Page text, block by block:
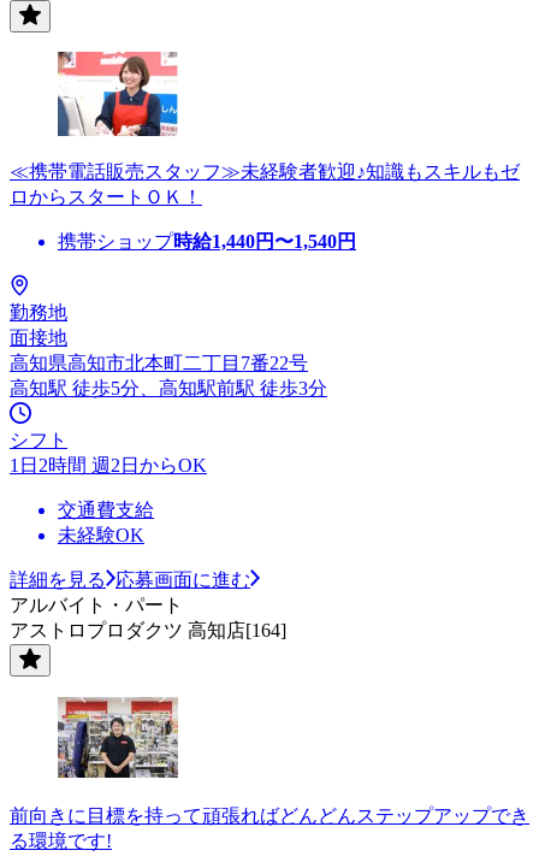
≪携帯電話販売スタッフ≫未経験者歓迎♪知識もスキルもゼ
ロからスタートＯＫ！
携帯ショップ時給1,440円〜1,540円
勤務地
面接地
高知県高知市北本町二丁目7番22号
高知駅 徒歩5分、高知駅前駅 徒歩3分
シフト
1日2時間 週2日からOK
交通費支給
未経験OK
詳細を見る
応募画面に進む
アルバイト・パート
アストロプロダクツ 高知店[164]
前向きに目標を持って頑張ればどんどんステップアップでき
る環境です!